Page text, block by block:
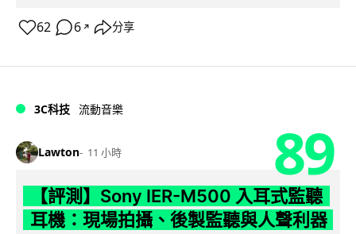
62 6 ↗ 分享
3C科技 流動音樂
Lawton 11 小時 89
【評測】Sony IER-M500 入耳式監聽
耳機：現場拍攝、後製監聽與人聲利器